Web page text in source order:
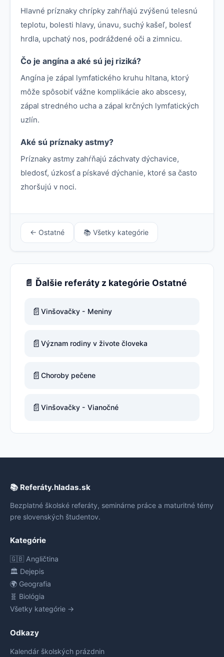
Hlavné príznaky chrípky zahŕňajú zvýšenú telesnú
teplotu, bolesti hlavy, únavu, suchý kašeľ, bolesť
hrdla, upchatý nos, podráždené oči a zimnicu.
Čo je angína a aké sú jej riziká?
Angína je zápal lymfatického kruhu hltana, ktorý
môže spôsobiť vážne komplikácie ako abscesy,
zápal stredného ucha a zápal krčných lymfatických
uzlín.
Aké sú príznaky astmy?
Príznaky astmy zahŕňajú záchvaty dýchavice,
bledosť, úzkosť a pískavé dýchanie, ktoré sa často
zhoršujú v noci.
← Ostatné 📚 Všetky kategórie
📄 Ďalšie referáty z kategórie Ostatné
📄 Vinšovačky - Meniny
📄 Význam rodiny v živote človeka
📄 Choroby pečene
📄 Vinšovačky - Vianočné
📚 Referáty.hladas.sk
Bezplatné školské referáty, seminárne práce a maturitné témy
pre slovenských študentov.
Kategórie
🇬🇧 Angličtina
🏛️ Dejepis
🌍 Geografia
🧬 Biológia
Všetky kategórie →
Odkazy
Kalendár školských prázdnin